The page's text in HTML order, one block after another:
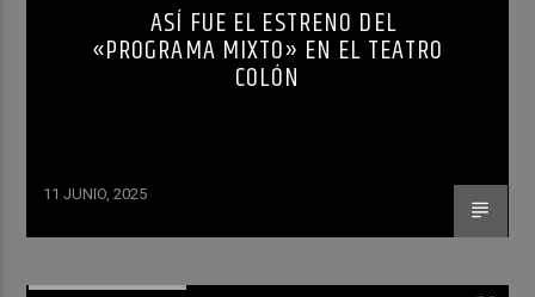
ASÍ FUE EL ESTRENO DEL
«PROGRAMA MIXTO» EN EL TEATRO
COLÓN
11 JUNIO, 2025